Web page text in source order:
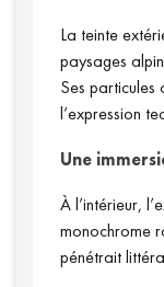
La teinte
paysages
Ses particules
l’expression
Une
À l’intérieur,
monochrome
pénétrait